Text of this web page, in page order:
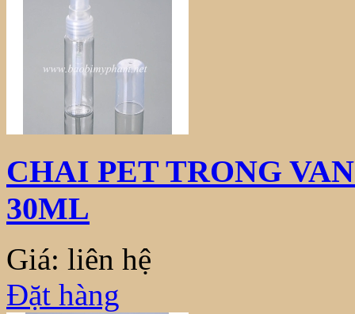
CHAI PET TRONG
30ML
Giá: liên hệ
Đặt hàng